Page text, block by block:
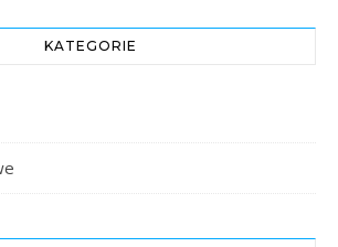
KATEGORIE